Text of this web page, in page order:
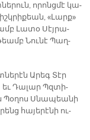
ո­րոնց­մէ կա­
«Լարք»
Լա­տօ Սէյ­րա­
Նու­նէ Պաղ­
Ա­րեգ Տէր
եւ Դա­լար Պզտի­
Պօ­ղոս Սնա­պեա­նի
հա­յե­րէ­նի ու­